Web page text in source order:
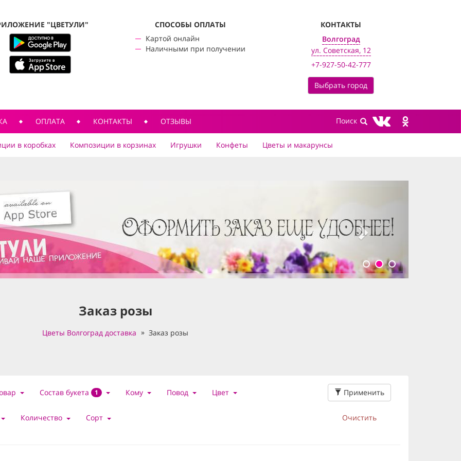
"ЦВЕТУЛИ"
CПОСОБЫ ОПЛАТЫ
Картой онлайн
Наличными при получении
КОНТАКТЫ
Волгоград
ул. Советская, 12
+7-927-50-42-777
Выбрать город
ОПЛАТА КОНТАКТЫ ОТЗЫВЫ
в коробках Композиции в корзинах Игрушки Конфеты Цветы и макарунсы
Заказ розы
Цветы Волгоград доставка Заказ розы
Состав букета 1 Кому Повод Цвет
Количество Сорт
Применить
Очистить